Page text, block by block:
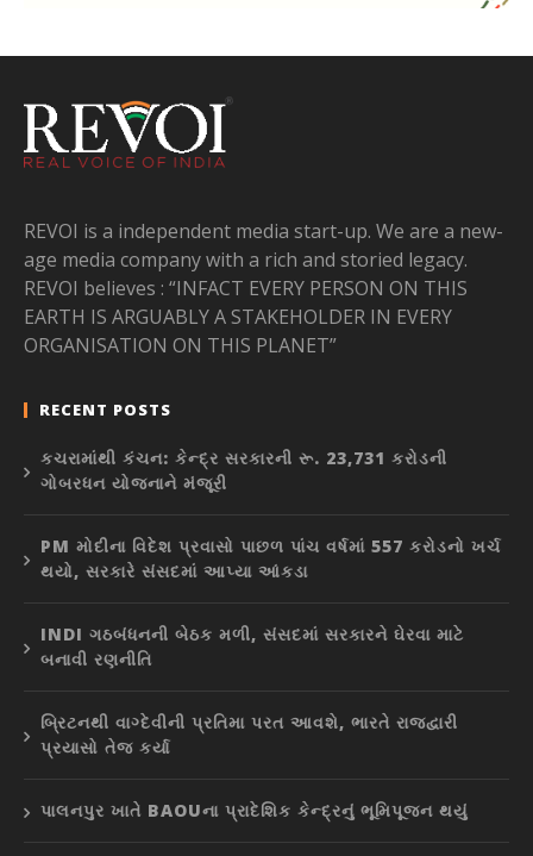
REVOI is a independent media start-up. We are a new-
age media company with a rich and storied legacy.
REVOI believes : “INFACT EVERY PERSON ON THIS
EARTH IS ARGUABLY A STAKEHOLDER IN EVERY
ORGANISATION ON THIS PLANET”
RECENT POSTS
કચરામાંથી કંચન: કેન્દ્ર સરકારની રૂ. 23,731 કરોડની
ગોબરધન યોજનાને મંજૂરી
PM મોદીના વિદેશ પ્રવાસો પાછળ પાંચ વર્ષમાં 557 કરોડનો ખર્ચ
થયો, સરકારે સંસદમાં આપ્યા આંકડા
INDI ગઠબંધનની બેઠક મળી, સંસદમાં સરકારને ઘેરવા માટે
બનાવી રણનીતિ
બ્રિટનથી વાગ્દેવીની પ્રતિમા પરત આવશે, ભારતે રાજદ્વારી
પ્રયાસો તેજ કર્યા
પાલનપુર ખાતે BAOUના પ્રાદેશિક કેન્દ્રનું ભૂમિપૂજન થયું